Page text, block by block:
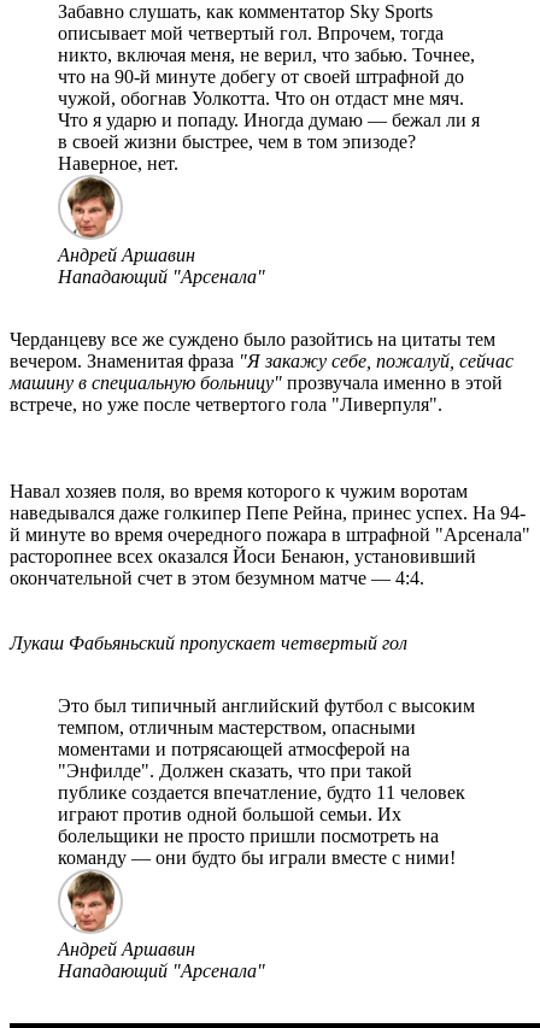
Забавно слушать, как комментатор Sky Sports
описывает мой четвертый гол. Впрочем, тогда
никто, включая меня, не верил, что забью. Точнее,
что на 90-й минуте добегу от своей штрафной до
чужой, обогнав Уолкотта. Что он отдаст мне мяч.
Что я ударю и попаду. Иногда думаю — бежал ли я
в своей жизни быстрее, чем в том эпизоде?
Наверное, нет.
Андрей Аршавин
Нападающий "Арсенала"
Черданцеву все же суждено было разойтись на цитаты тем
вечером. Знаменитая фраза "Я закажу себе, пожалуй, сейчас
машину в специальную больницу" прозвучала именно в этой
встрече, но уже после четвертого гола "Ливерпуля".
Навал хозяев поля, во время которого к чужим воротам
наведывался даже голкипер Пепе Рейна, принес успех. На 94-
й минуте во время очередного пожара в штрафной "Арсенала"
расторопнее всех оказался Йоси Бенаюн, установивший
окончательной счет в этом безумном матче — 4:4.
Лукаш Фабьяньский пропускает четвертый гол
Это был типичный английский футбол с высоким
темпом, отличным мастерством, опасными
моментами и потрясающей атмосферой на
"Энфилде". Должен сказать, что при такой
публике создается впечатление, будто 11 человек
играют против одной большой семьи. Их
болельщики не просто пришли посмотреть на
команду — они будто бы играли вместе с ними!
Андрей Аршавин
Нападающий "Арсенала"